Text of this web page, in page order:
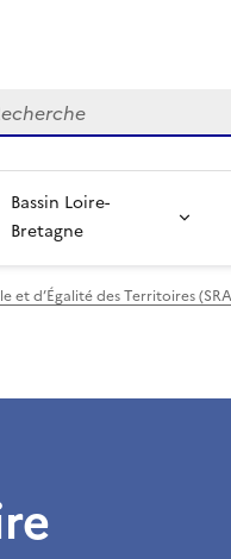
Bassin Loire-
Bretagne
et d’Égalité des Territoires